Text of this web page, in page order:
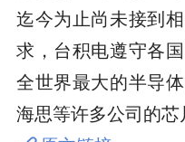
迄今为止尚未接到
求，台积电遵守各
全世界最大的半导
海思等许多公司的芯